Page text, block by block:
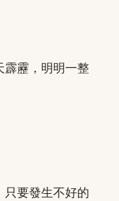
霹靂，明明一整
只要發生不好的